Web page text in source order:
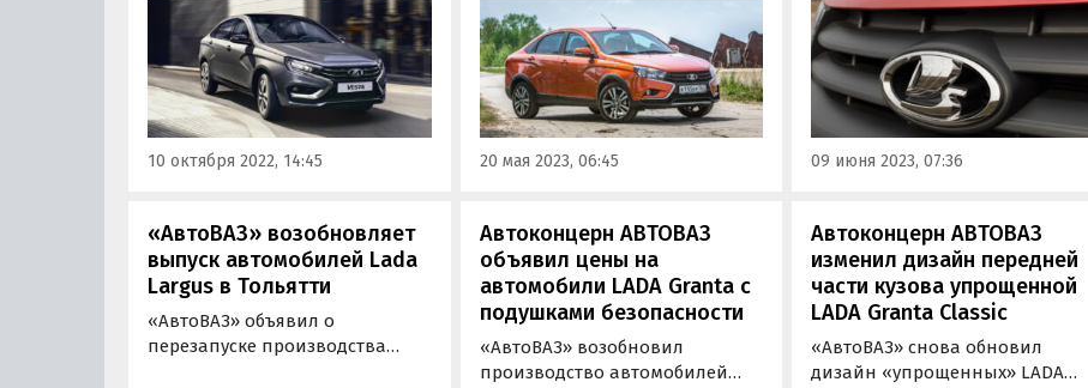
«защитил» сразу весь экстерьер
в целом — его рендеры
«Автоновости дня»
обнаружили в базе
Федерального института
промышленной собственности
(ФИПС).
10 октября 2022, 14:45
планировали прекратить
выпускать. Об этом пишут
«Известия» со ссылкой на
паблик Avtograd News в соцсети
«ВКонтакте».
20 мая 2023, 06:45
построенного на базе LADA
Vesta. Модель, как сообщает
ТАСС, получила название LADA
Aura.
09 июня 2023, 07:36
«АвтоВАЗ» возобновляет
выпуск автомобилей Lada
Largus в Тольятти
«АвтоВАЗ» объявил о
перезапуске производства
Автоконцерн АВТОВАЗ
объявил цены на
автомобили LADA Granta с
подушками безопасности
«АвтоВАЗ» возобновил
производство автомобилей
Автоконцерн АВТОВАЗ
изменил дизайн передней
части кузова упрощенной
LADA Granta Classic
«АвтоВАЗ» снова обновил
дизайн «упрощенных» LADA